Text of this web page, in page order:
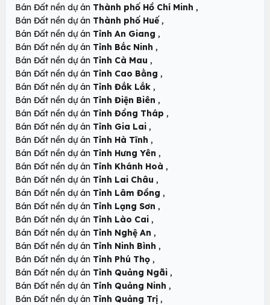
Bán Đất nền dự án Thành phố Hồ Chí Minh ,
Bán Đất nền dự án Thành phố Huế ,
Bán Đất nền dự án Tỉnh An Giang ,
Bán Đất nền dự án Tỉnh Bắc Ninh ,
Bán Đất nền dự án Tỉnh Cà Mau ,
Bán Đất nền dự án Tỉnh Cao Bằng ,
Bán Đất nền dự án Tỉnh Đắk Lắk ,
Bán Đất nền dự án Tỉnh Điện Biên ,
Bán Đất nền dự án Tỉnh Đồng Tháp ,
Bán Đất nền dự án Tỉnh Gia Lai ,
Bán Đất nền dự án Tỉnh Hà Tĩnh ,
Bán Đất nền dự án Tỉnh Hưng Yên ,
Bán Đất nền dự án Tỉnh Khánh Hoà ,
Bán Đất nền dự án Tỉnh Lai Châu ,
Bán Đất nền dự án Tỉnh Lâm Đồng ,
Bán Đất nền dự án Tỉnh Lạng Sơn ,
Bán Đất nền dự án Tỉnh Lào Cai ,
Bán Đất nền dự án Tỉnh Nghệ An ,
Bán Đất nền dự án Tỉnh Ninh Bình ,
Bán Đất nền dự án Tỉnh Phú Thọ ,
Bán Đất nền dự án Tỉnh Quảng Ngãi ,
Bán Đất nền dự án Tỉnh Quảng Ninh ,
Bán Đất nền dự án Tỉnh Quảng Trị ,